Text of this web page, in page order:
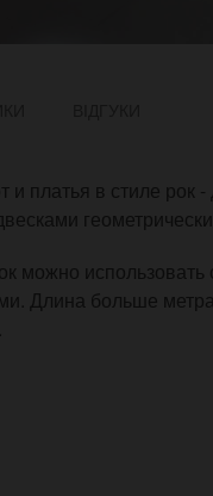
платья в стиле рок
можно
Длина больше